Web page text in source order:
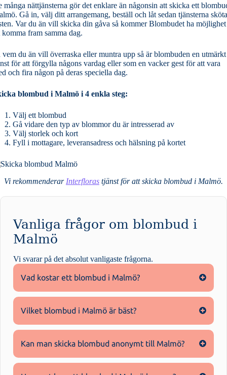
många nättjänsterna gör det enklare än någonsin att skicka ett
Gå in, välj ditt arrangemang, beställ och låt sedan tjänsterna sköta
Var du än vill skicka din gåva så kommer Blombudet ha möjlighet
komma fram samma dag.
vem du än vill överraska eller muntra upp så är blombuden en utmärkt
för att förgylla någons vardag eller som en vacker gest för att vara
och fira någon på deras speciella dag.
blombud i Malmö i 4 enkla steg:
Välj ett blombud
Gå vidare den typ av blommor du är intresserad av
Välj storlek och kort
Fyll i mottagare, leveransadress och hälsning på kortet
Vi rekommenderar Interfloras tjänst för att skicka blombud i Malmö.
Vanliga frågor om blombud i
Malmö
Vi svarar på det absolut vanligaste frågorna.
Vad kostar ett blombud i Malmö?
Vilket blombud i Malmö är bäst?
Kan man skicka blombud anonymt till Malmö?